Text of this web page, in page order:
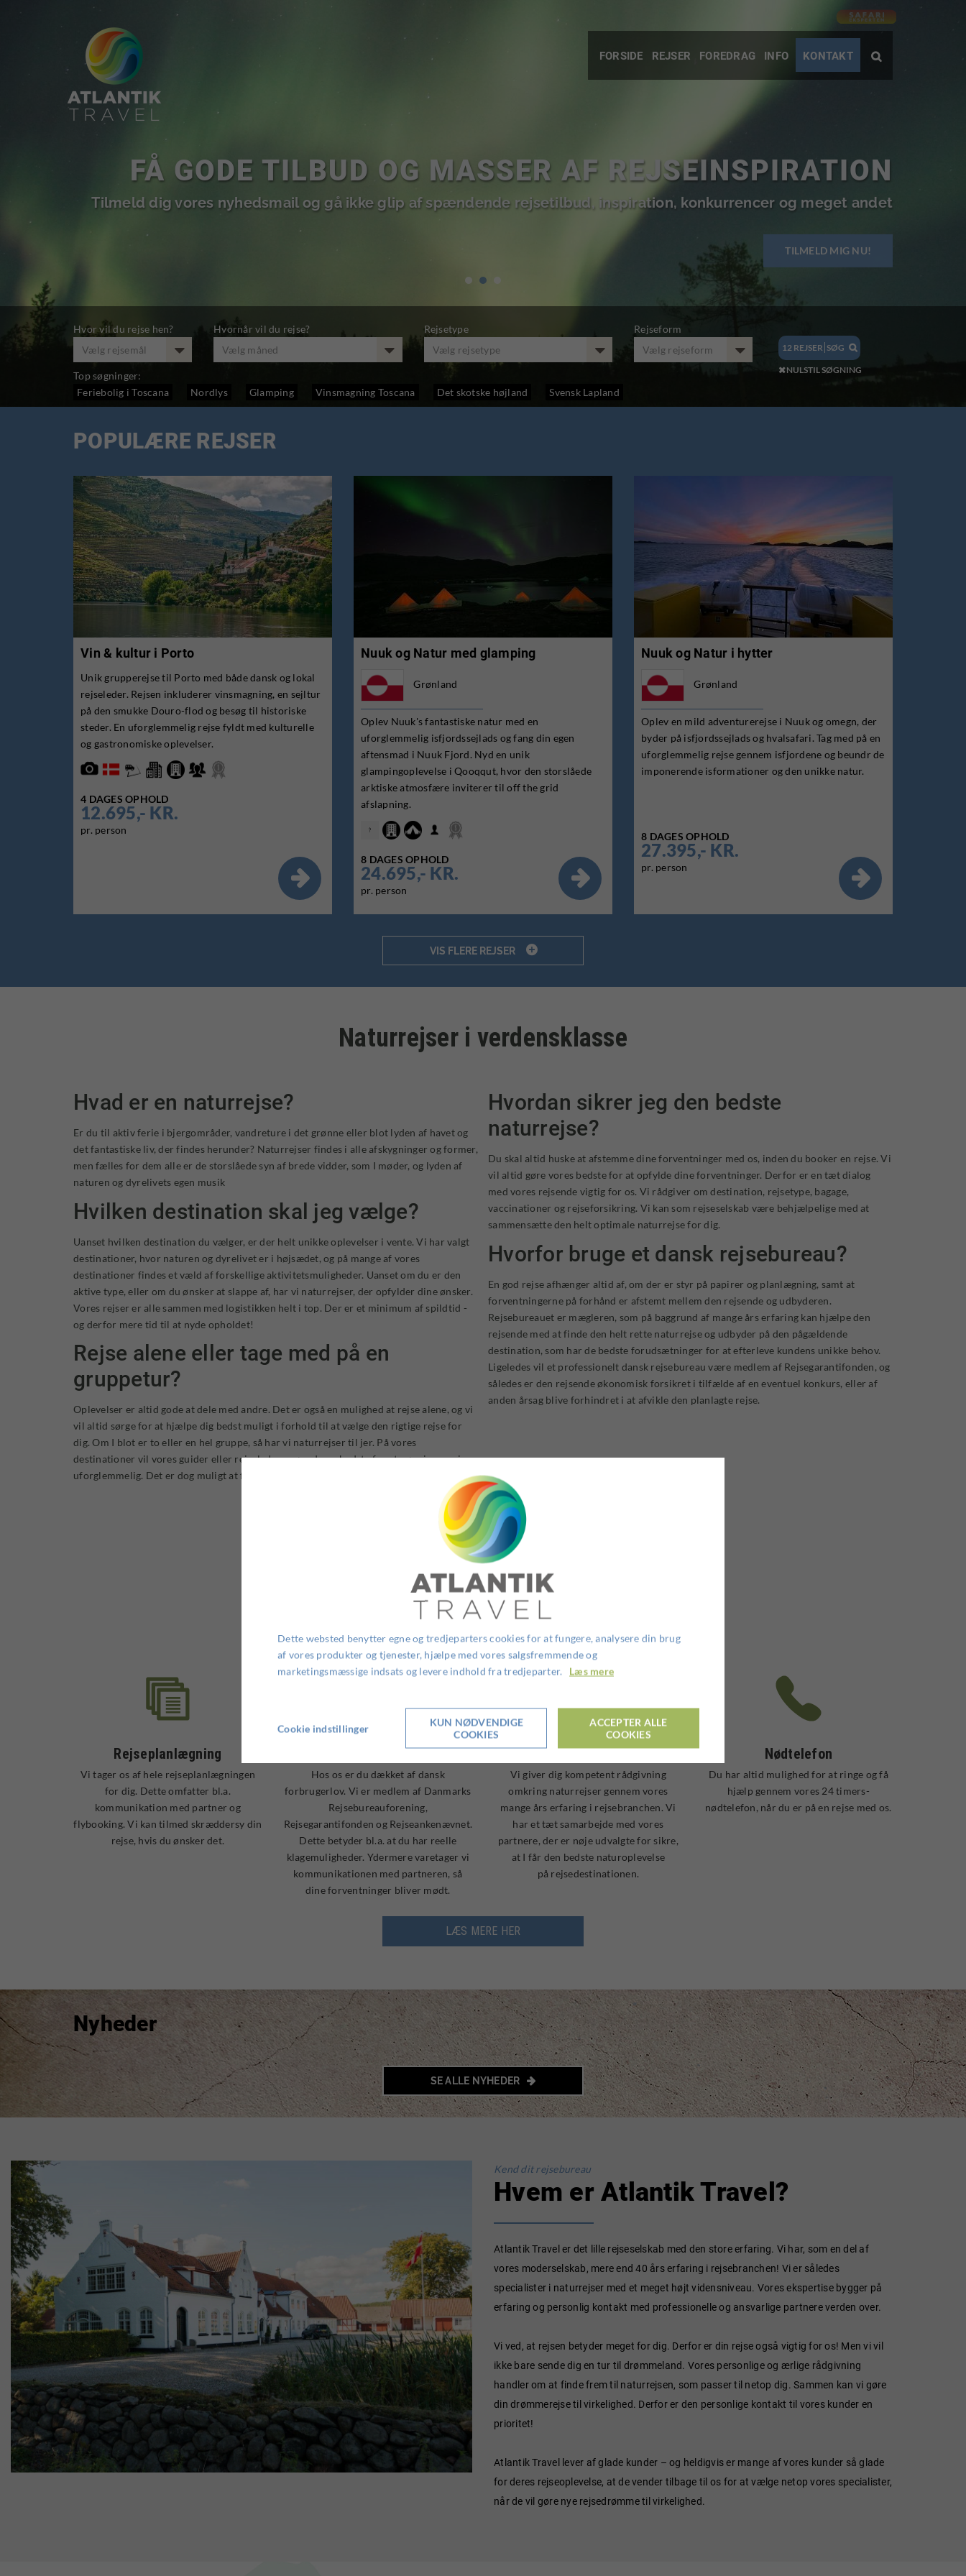
FORSIDE REJSER FOREDRAG INFO KONTAKT 
EN VERDEN AF NATUROPLEVELSER
Hvor vil du rejse hen?
Vælg rejsemål
Hvornår vil du rejse?
Vælg måned
Rejsetype
Vælg rejsetype
Rejseform
Vælg rejseform
12 REJSER SØG 
 NULSTIL SØGNING
Top søgninger:
Feriebolig i Toscana
Nordlys Glamping Vinsmagning Toscana Det skotske højland Svensk Lapland
POPULÆRE REJSER
Vin & kultur i Porto
Unik grupperejse til Porto med både dansk og lokal
rejseleder. Rejsen inkluderer vinsmagning, en sejltur
på den smukke Douro-flod og besøg til historiske
steder. En uforglemmelig rejse fyldt med kulturelle
og gastronomiske oplevelser.
4 DAGES OPHOLD
12.695,- KR.
pr. person

Nuuk og Natur med glamping
Grønland
Oplev Nuuk's fantastiske natur med en
uforglemmelig isfjordssejlads og fang din egen
aftensmad i Nuuk Fjord. Nyd en unik
glampingoplevelse i Qooqqut, hvor den storslåede
arktiske atmosfære inviterer til off the grid
afslapning.
8 DAGES OPHOLD
24.695,- KR.
pr. person

Nuuk og Natur i hytter
Grønland
Oplev en mild adventurerejse i Nuuk og omegn, der
byder på isfjordssejlads og hvalsafari. Tag med på en
uforglemmelig rejse gennem isfjordene og beundr de
imponerende isformationer og den unikke natur.
8 DAGES OPHOLD
27.395,- KR.
pr. person 
VIS FLERE REJSER 
Naturrejser i verdensklasse
Hvad er en naturrejse?
Er du til aktiv ferie i bjergområder, vandreture i det grønne eller blot lyden af havet og
det fantastiske liv, der findes herunder? Naturrejser findes i alle afskygninger og former,
men fælles for dem alle er de storslåede syn af brede vidder, som I møder, og lyden af
naturen og dyrelivets egen musik
Hvilken destination skal jeg vælge?
Uanset hvilken destination du vælger, er der helt unikke oplevelser i vente. Vi har valgt
destinationer, hvor naturen og dyrelivet er i højsædet, og på mange af vores
destinationer findes et væld af forskellige aktivitetsmuligheder. Uanset om du er den
aktive type, eller om du ønsker at slappe af, har vi naturrejser, der opfylder dine ønsker.
Vores rejser er alle sammen med logistikken helt i top. Der er et minimum af spildtid -
og derfor mere tid til at nyde opholdet!
Rejse alene eller tage med på en
gruppetur?
Oplevelser er altid gode at dele med andre. Det er også en mulighed at rejse alene, og vi
vil altid sørge for at hjælpe dig bedst muligt i forhold til at vælge den rigtige rejse for
dig. Om I blot er to eller en hel gruppe, så har vi naturrejser til jer. På vores
destinationer vil vores guider eller rejseledere gøre deres bedste for at gøre jeres rejse
uforglemmelig. Det er dog muligt at få en personlig guide, hvis man ønsker dette.
Hvordan sikrer jeg den bedste
naturrejse?
Du skal altid huske at afstemme dine forventninger med os, inden du booker en rejse. Vi
vil altid gøre vores bedste for at opfylde dine forventninger. Derfor er en tæt dialog
med vores rejsende vigtig for os. Vi rådgiver om destination, rejsetype, bagage,
vaccinationer og rejseforsikring. Vi kan som rejseselskab være behjælpelige med at
sammensætte den helt optimale naturrejse for dig.
Hvorfor bruge et dansk rejsebureau?
En god rejse afhænger altid af, om der er styr på papirer og planlægning, samt at
forventningerne på forhånd er afstemt mellem den rejsende og udbyderen.
Rejsebureauet er mægleren, som på baggrund af mange års erfaring kan hjælpe den
rejsende med at finde den helt rette naturrejse og udbyder på den pågældende
destination, som har de bedste forudsætninger for at efterleve kundens unikke behov.
Ligeledes vil et professionelt dansk rejsebureau være medlem af Rejsegarantifonden, og
således er den rejsende økonomisk forsikret i tilfælde af en eventuel konkurs, eller af
anden årsag blive forhindret i at afvikle den planlagte rejse.
Hvorfor skal du rejse med Atlantik Travel?
Rejseplanlægning
Vi tager os af hele rejseplanlægningen
for dig. Dette omfatter bl.a.
kommunikation med partner og
flybooking. Vi kan tilmed skræddersy din
rejse, hvis du ønsker det.
Hos os er du dækket af dansk
forbrugerlov. Vi er medlem af Danmarks
Rejsebureauforening,
Rejsegarantifonden og Rejseankenævnet.
Dette betyder bl.a. at du har reelle
klagemuligheder. Ydermere varetager vi
kommunikationen med partneren, så
dine forventninger bliver mødt.
Rejsearrangør siden 1974
Vi giver dig kompetent rådgivning
omkring naturrejser gennem vores
mange års erfaring i rejsebranchen. Vi
har et tæt samarbejde med vores
partnere, der er nøje udvalgte for sikre,
at I får den bedste naturoplevelse
på rejsedestinationen.
Nødtelefon
Du har altid mulighed for at ringe og få
hjælp gennem vores 24 timers-
nødtelefon, når du er på en rejse med os.
LÆS MERE HER
Nyheder
SE ALLE NYHEDER 
Kend dit rejsebureau
Hvem er Atlantik Travel?
Atlantik Travel er det lille rejseselskab med den store erfaring. Vi har, som en del af
vores moderselskab, mere end 40 års erfaring i rejsebranchen! Vi er således
specialister i naturrejser med et meget højt vidensniveau. Vores ekspertise bygger på
erfaring og personlig kontakt med professionelle og ansvarlige partnere verden over.
Vi ved, at rejsen betyder meget for dig. Derfor er din rejse også vigtig for os! Men vi vil
ikke bare sende dig en tur til drømmeland. Vores personlige og ærlige rådgivning
handler om at finde frem til naturrejsen, som passer til netop dig. Sammen kan vi gøre
din drømmerejse til virkelighed. Derfor er den personlige kontakt til vores kunder en
prioritet!
Atlantik Travel lever af glade kunder – og heldigvis er mange af vores kunder så glade
for deres rejseoplevelse, at de vender tilbage til os for at vælge netop vores specialister,
når de vil gøre nye rejsedrømme til virkelighed.
Dette websted benytter egne og tredjeparters cookies for at fungere, analysere din brug
af vores produkter og tjenester, hjælpe med vores salgsfremmende og
marketingsmæssige indsats og levere indhold fra tredjeparter. Læs mere
Cookie indstillinger
KUN NØDVENDIGE
COOKIES
ACCEPTER ALLE
COOKIES